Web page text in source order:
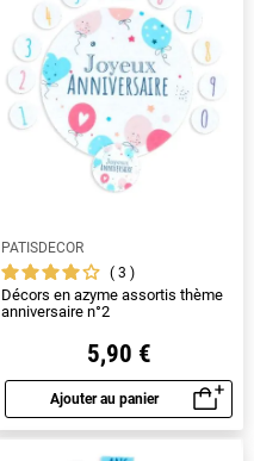
PATISDECOR
3
Décors en azyme assortis thème
anniversaire n°2
5,90 €
Ajouter au panier
Aperçu rapide